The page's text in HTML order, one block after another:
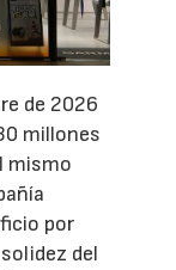
de 2026
millones
mismo
por
del